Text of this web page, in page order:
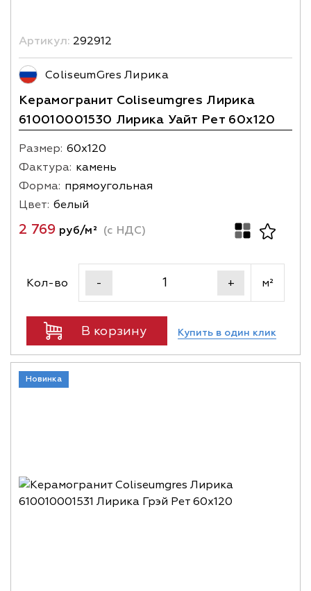
Артикул: 292912
ColiseumGres Лирика
Керамогранит Coliseumgres Лирика
610010001530 Лирика Уайт Рет 60x120
Размер: 60х120
Фактура: камень
Форма: прямоугольная
Цвет: белый
2 769 руб/м² (с НДС)
Кол-во - + м²
В корзину Купить в один клик
Новинка